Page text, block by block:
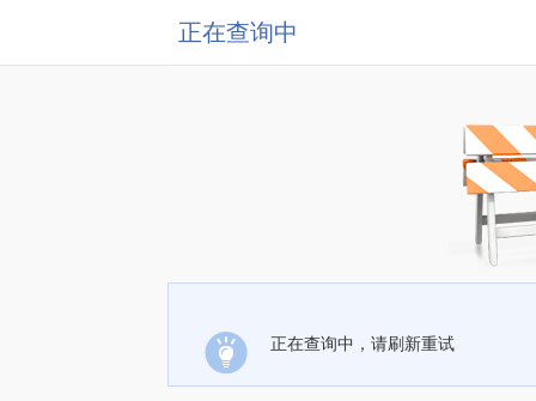
正在查询中
正在查询中，请刷新重试